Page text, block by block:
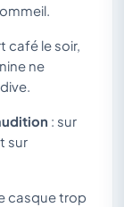
café le soir,
ne
: sur
sur
casque trop